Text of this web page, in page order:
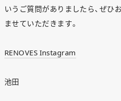
いうご質問がありましたら、ぜひ
ませていただきます。
RENOVES Instagram
池田